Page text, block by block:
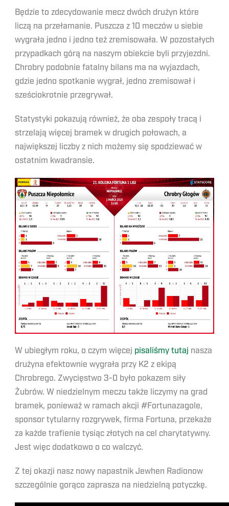
Będzie to zdecydowanie mecz dwóch drużyn które
liczą na przełamanie. Puszcza z 10 meczów u siebie
wygrała jedno i jedno też zremisowała. W pozostałych
przypadkach górą na naszym obiekcie byli przyjezdni.
Chrobry podobnie fatalny bilans ma na wyjazdach,
gdzie jedno spotkanie wygrał, jedno zremisował i
sześciokrotnie przegrywał.
Statystyki pokazują również, że oba zespoły tracą i
strzelają więcej bramek w drugich połowach, a
największej liczby z nich możemy się spodziewać w
ostatnim kwadransie.
W ubiegłym roku, o czym więcej pisaliśmy tutaj nasza
drużyna efektownie wygrała przy K2 z ekipą
Chrobrego. Zwycięstwo 3-0 było pokazem siły
Żubrów. W niedzielnym meczu także liczymy na grad
bramek, ponieważ w ramach akcji #Fortunazagole,
sponsor tytularny rozgrywek, firma Fortuna, przekaże
za każde trafienie tysiąc złotych na cel charytatywny.
Jest więc dodatkowo o co walczyć.
Z tej okazji nasz nowy napastnik Jewhen Radionow
szczególnie gorąco zaprasza na niedzielną potyczkę.